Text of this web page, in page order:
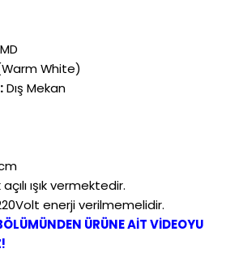
White)
Dış Mekan
ışık vermektedir.
enerji verilmemelidir.
ÜRÜNE AİT VİDEOYU